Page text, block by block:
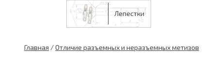
Лепестки
Главная /Отличие разъемных и неразъемных метизов